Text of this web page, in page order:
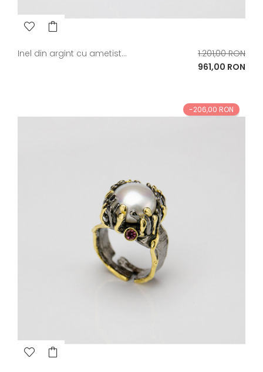
Inel din argint cu ametist...
Pret
de
1.201,00 RON
Pret
961,00 RON
-206,00 RON